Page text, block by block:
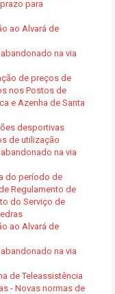
para
ao Alvará de
na via
de preços de
nos Postos de
e Azenha de Santa
desportivas
de utilização
na via
do período de
Regulamento de
do Serviço de
ao Alvará de
na via
de Teleassistência
- Novas normas de